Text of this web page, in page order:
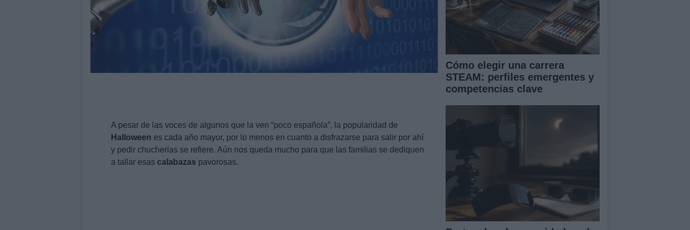
A pesar de las voces de algunos que la ven “poco española”, la popularidad de
Halloween es cada año mayor, por lo menos en cuanto a disfrazarse para salir por ahí
y pedir chucherías se refiere. Aún nos queda mucho para que las familias se dediquen
a tallar esas calabazas pavorosas.
Cómo elegir una carrera
STEAM: perfiles emergentes y
competencias clave